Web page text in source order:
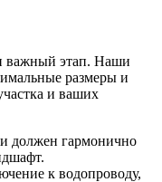
важный этап. Наши
размеры и
и ваших
должен гармонично
к водопроводу,